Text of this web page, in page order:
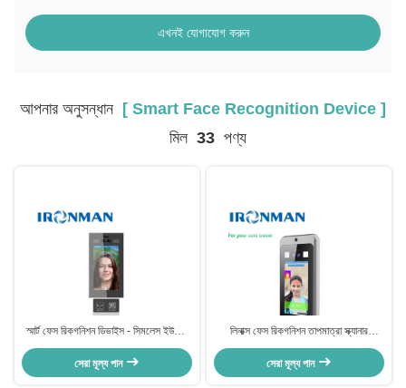
এখনই যোগাযোগ করুন
আপনার অনুসন্ধান [ Smart Face Recognition Device ]
মিল 33পণ্য
স্মার্ট ফেস রিকগনিশন ডিভাইস - সিমলেস ইউজার
প্রমাণীকরণের জন্য উন্নত প্রযুক্তি
সেরা মূল্য পান
লিনাক্স ফেস রিকগনিশন তাপমাত্রা স্ক্যানার
DC12V 2A তাপমাত্রা সনাক্তকরণ সহ
সেরা মূল্য পান